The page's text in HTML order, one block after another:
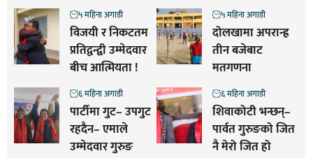
विजयी र निकटतम
प्रतिद्वन्द्वी उम्मेदवार
बीच आत्मियता !
५ महिना अगाडी
दोलखामा अपरान्ह्र
तीन बजेबाट
मतगणना
५ महिना अगाडी
पार्टीमा गुट– उपगुट
रहदैन– एमाले
उम्मेदवार गुरुङ
६ महिना अगाडी
शिवाकोटी भन्छन्–
पार्वत गुरुङको जित
नै मेरो जित हो
६ महिना अगाडी